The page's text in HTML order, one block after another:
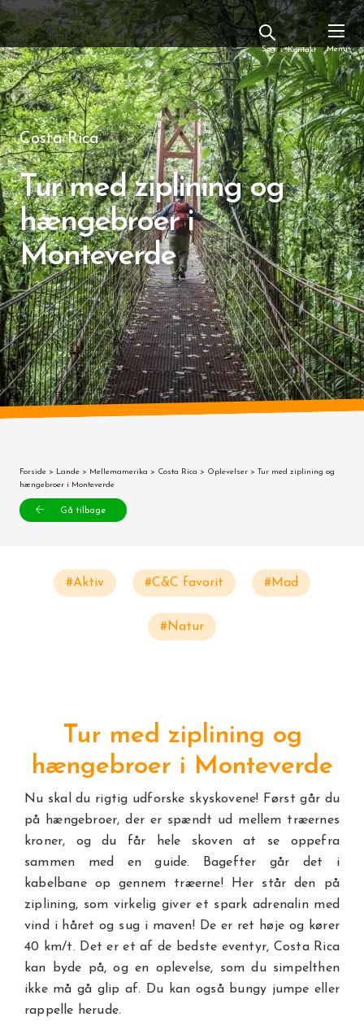
Kontakt
Costa Rica
Tur med ziplining og
hængebroer i
Monteverde
Forside > Lande > Mellemamerika > Costa Rica > Oplevelser > Tur med ziplining og
hængebroer i Monteverde
Gå tilbage
#Aktiv #C&C favorit #Mad
#Natur
Tur med ziplining og
hængebroer i Monteverde
Nu skal du rigtig udforske skyskovene! Først går du
på hængebroer, der er spændt ud mellem træernes
kroner, og du får hele skoven at se oppefra
sammen med en guide. Bagefter går det i
kabelbane op gennem træerne! Her står den på
ziplining, som virkelig giver et spark adrenalin med
vind i håret og sug i maven! De er ret høje og kører
40 km/t. Det er et af de bedste eventyr, Costa Rica
kan byde på, og en oplevelse, som du simpelthen
ikke må gå glip af. Du kan også bungy jumpe eller
rappelle herude.